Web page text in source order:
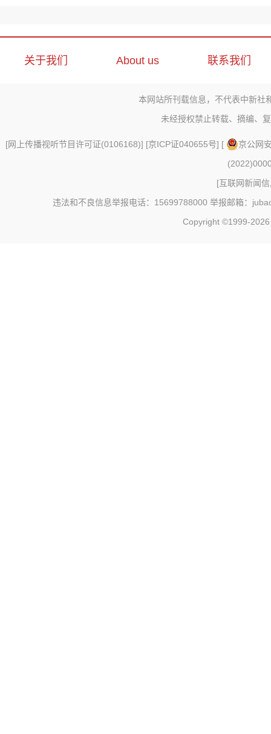
关于我们 About us 联系我们
本网站所刊载信息，不代表中新社
未经授权禁止转载、摘编、
[网上传播视听节目许可证(0106168)] [京ICP证040655号] [
京公网
[互联网新闻
违法和不良信息举报电话：15699788000 举报邮箱：
Copyright ©1999-